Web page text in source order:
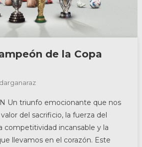
de la Copa
Un triunfo emocionante que nos
del sacrificio, la fuerza del
competitividad incansable y la
llevamos en el corazón. Este